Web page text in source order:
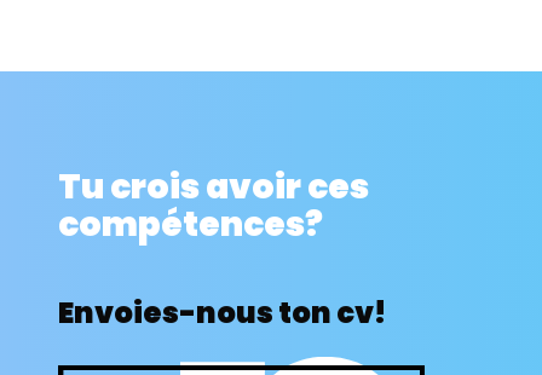
Tu crois avoir ces
compétences?
Envoies-nous ton cv!